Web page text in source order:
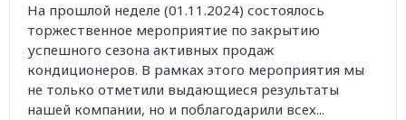
На прошлой неделе (01.11.2024) состоялось
торжественное мероприятие по закрытию
успешного сезона активных продаж
кондиционеров. В рамках этого мероприятия мы
не только отметили выдающиеся результаты
нашей компании, но и поблагодарили всех...